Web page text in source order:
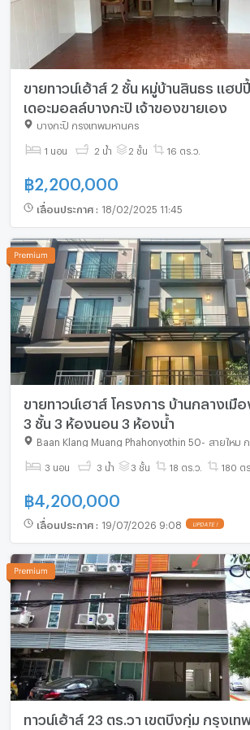
ขายทาวน์เฮ้าส์ 2 ชั้น หมู่บ้านสินธร แฮป
เดอะมอลล์บางกะปิ เจ้าของขายเอง
บางกะปิ กรุงเทพมหานคร
1 นอน 2 น้ำ 2 ชั้น 16 ตร.ว.
฿2,200,000
เลื่อนประกาศ : 18/02/2025 11:45
ขายทาวน์เฮาส์ โครงการ บ้านกลางเมื
3 ชั้น 3 ห้องนอน 3 ห้องน้ำ
Baan Klang Muang Phahonyothin 50 สายไหม
3 นอน 3 น้ำ 3 ชั้น 18 ตร.ว. 180 ตร
฿ 4,200,000
เลื่อนประกาศ : 19/07/2026 9:08 UPDATE !
ทาวน์เฮ้าส์ 23 ตร.วา เขตบึงกุ่ม กรุงเท